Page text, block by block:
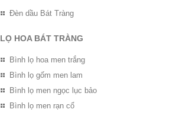
Đèn dầu Bát Tràng
LỌ HOA BÁT TRÀNG
Bình lọ hoa men trắng
Bình lọ gốm men lam
Bình lọ men ngọc lục bảo
Bình lọ men rạn cổ